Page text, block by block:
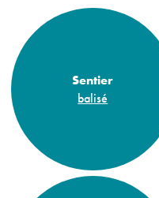
Sentier
balisé